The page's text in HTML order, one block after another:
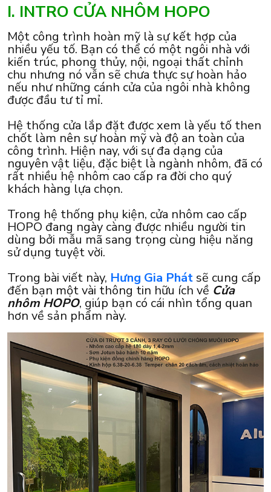
I. INTRO CỬA NHÔM HOPO
Một công trình hoàn mỹ là sự kết hợp của
nhiều yếu tố. Bạn có thể có một ngôi nhà với
kiến trúc, phong thủy, nội, ngoại thất chỉnh
chu nhưng nó vẫn sẽ chưa thực sự hoàn hảo
nếu như những cánh cửa của ngôi nhà không
được đầu tư tỉ mỉ.
Hệ thống cửa lắp đặt được xem là yếu tố then
chốt làm nên sự hoàn mỹ và độ an toàn của
công trình. Hiện nay, với sự đa dạng của
nguyên vật liệu, đặc biệt là ngành nhôm, đã có
rất nhiều hệ nhôm cao cấp ra đời cho quý
khách hàng lựa chọn.
Trong hệ thống phụ kiện, cửa nhôm cao cấp
HOPO đang ngày càng được nhiều người tin
dùng bởi mẫu mã sang trọng cùng hiệu năng
sử dụng tuyệt vời.
Trong bài viết này, Hưng Gia Phátsẽ cung cấp
đến bạn một vài thông tin hữu ích về Cửa
nhôm HOPO, giúp bạn có cái nhìn tổng quan
hơn về sản phẩm này.